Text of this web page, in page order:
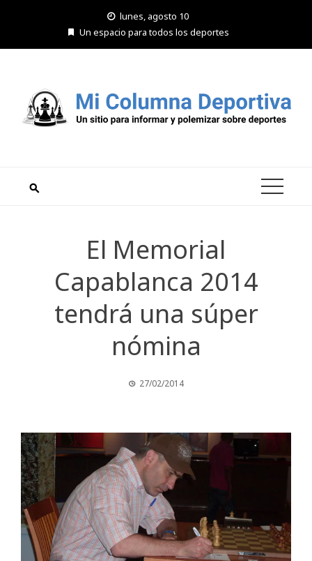
lunes, agosto 10
Un espacio para todos los deportes
El Memorial
Capablanca 2014
tendrá una súper
nómina
27/02/2014